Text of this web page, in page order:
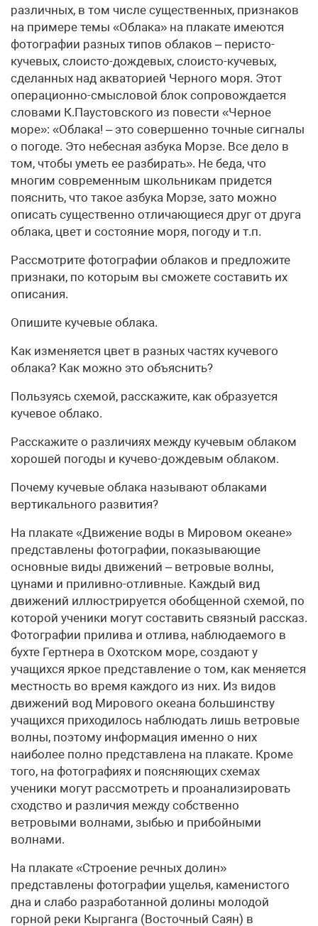
различных, в том числе существенных, признаков
на примере темы «Облака» на плакате имеются
фотографии разных типов облаков – перисто-
кучевых, слоисто-дождевых, слоисто-кучевых,
сделанных над акваторией Черного моря. Этот
операционно-смысловой блок сопровождается
словами К.Паустовского из повести «Черное
море»: «Облака! – это совершенно точные сигналы
о погоде. Это небесная азбука Морзе. Все дело в
том, чтобы уметь ее разбирать». Не беда, что
многим современным школьникам придется
пояснить, что такое азбука Морзе, зато можно
описать существенно отличающиеся друг от друга
облака, цвет и состояние моря, погоду и т.п.
Рассмотрите фотографии облаков и предложите
признаки, по которым вы сможете составить их
описания.
Опишите кучевые облака.
Как изменяется цвет в разных частях кучевого
облака? Как можно это объяснить?
Пользуясь схемой, расскажите, как образуется
кучевое облако.
Расскажите о различиях между кучевым облаком
хорошей погоды и кучево-дождевым облаком.
Почему кучевые облака называют облаками
вертикального развития?
На плакате «Движение воды в Мировом океане»
представлены фотографии, показывающие
основные виды движений – ветровые волны,
цунами и приливно-отливные. Каждый вид
движений иллюстрируется обобщенной схемой, по
которой ученики могут составить связный рассказ.
Фотографии прилива и отлива, наблюдаемого в
бухте Гертнера в Охотском море, создают у
учащихся яркое представление о том, как меняется
местность во время каждого из них. Из видов
движений вод Мирового океана большинству
учащихся приходилось наблюдать лишь ветровые
волны, поэтому информация именно о них
наиболее полно представлена на плакате. Кроме
того, на фотографиях и поясняющих схемах
ученики могут рассмотреть и проанализировать
сходство и различия между собственно
ветровыми волнами, зыбью и прибойными
волнами.
На плакате «Строение речных долин»
представлены фотографии ущелья, каменистого
дна и слабо разработанной долины молодой
горной реки Кырганга (Восточный Саян) в